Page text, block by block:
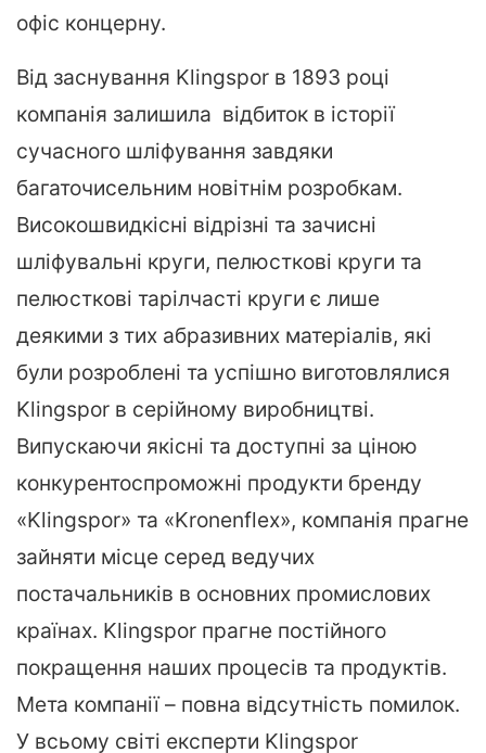
офіс концерну.
Від заснування Klingspor в 1893 році
компанія залишила відбиток в історії
сучасного шліфування завдяки
багаточисельним новітнім розробкам.
Високошвидкісні відрізні та зачисні
шліфувальні круги, пелюсткові круги та
пелюсткові тарілчасті круги є лише
деякими з тих абразивних матеріалів, які
були розроблені та успішно виготовлялися
Klingspor в серійному виробництві.
Випускаючи якісні та доступні за ціною
конкурентоспроможні продукти бренду
«Klingspor» та «Kronenflex», компанія прагне
зайняти місце серед ведучих
постачальників в основних промислових
країнах. Klingspor прагне постійного
покращення наших процесів та продуктів.
Мета компанії – повна відсутність помилок.
У всьому світі експерти Klingspor